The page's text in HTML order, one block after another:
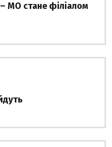
МО стане філіалом